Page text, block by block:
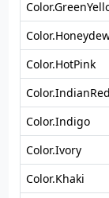
Color.HotPink
Color.IndianRed
Color.Indigo
Color.Ivory
Color.Khaki